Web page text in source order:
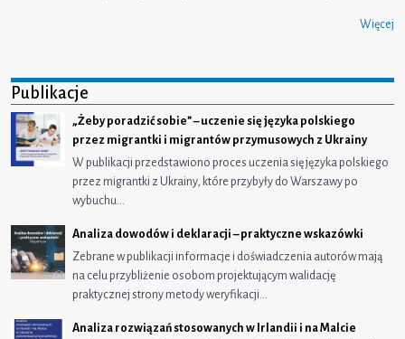
Więcej
Publikacje
„Żeby poradzić sobie” – uczenie się języka polskiego
przez migrantki i migrantów przymusowych z Ukrainy
W publikacji przedstawiono proces uczenia się języka polskiego
przez migrantki z Ukrainy, które przybyły do Warszawy po
wybuchu…
Analiza dowodów i deklaracji – praktyczne wskazówki
Zebrane w publikacji informacje i doświadczenia autorów mają
na celu przybliżenie osobom projektującym walidację
praktycznej strony metody weryfikacji…
Analiza rozwiązań stosowanych w Irlandii i na Malcie